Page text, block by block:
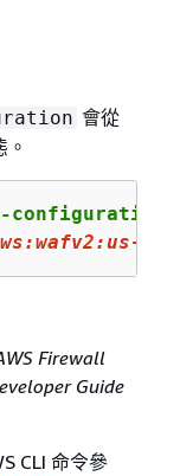
會從
configuration
2:us-
Firewall
Guide
CLI 命令參